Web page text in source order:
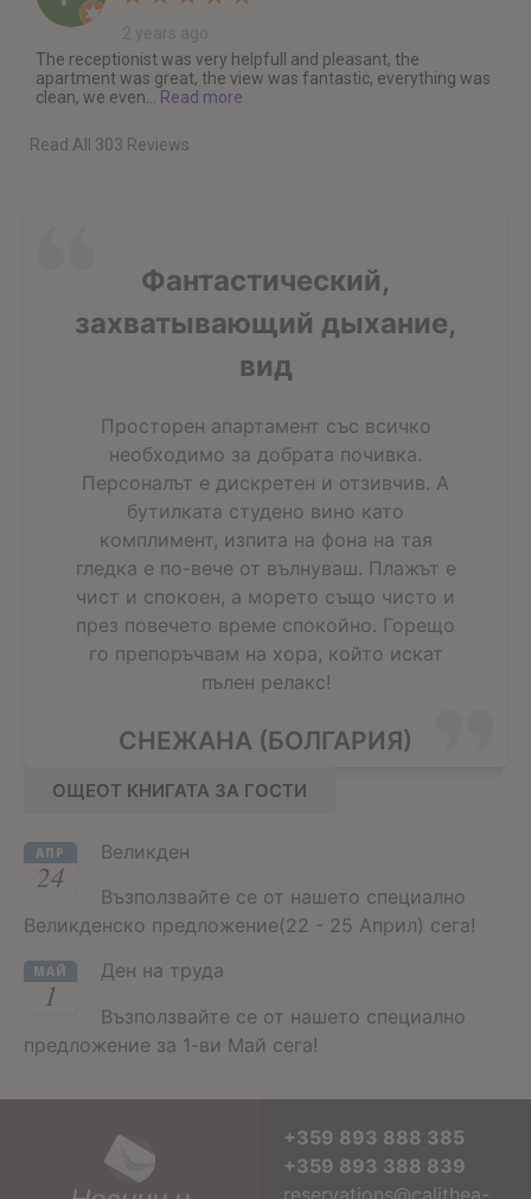
The receptionist was very helpfull and pleasant, the
apartment was great, the view was fantastic, everything was
clean, we even... Read more
Read All 303 Reviews
Фантастический,
захватывающий дыхание,
вид
Просторен апартамент със всичко
необходимо за добрата почивка.
Персоналът е дискретен и отзивчив. А
бутилката студено вино като
комплимент, изпита на фона на тая
гледка е по-вече от вълнуваш. Плажът е
чист и спокоен, а морето също чисто и
през повечето време спокойно. Горещо
го препоръчвам на хора, който искат
пълен релакс!
СНЕЖАНА (БОЛГАРИЯ)
ОЩЕОТ КНИГАТА ЗА ГОСТИ
АПР
24
Великден
Възползвайте се от нашето специално
Великденско предложение(22 - 25 Април) сега!
МАЙ
1
Ден на труда
Възползвайте се от нашето специално
предложение за 1-ви Май сега!
+359 893 888 385
+359 893 388 839